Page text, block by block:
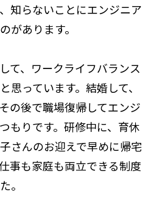
知らないことにエンジニア
があります。
て、ワークライフバランス
思っています。結婚して、
の後で職場復帰してエンジ
もりです。研修中に、育休
さんのお迎えで早めに帰宅
事も家庭も両立できる制度
。